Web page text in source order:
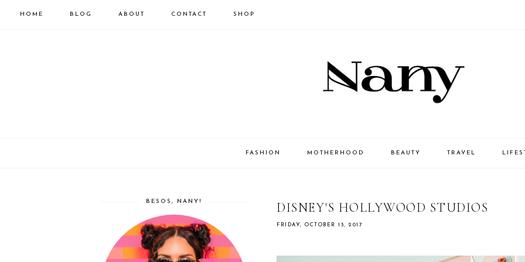
HOME BLOG ABOUT CONTACT SHOP
FASHION MOTHERHOOD BEAUTY TRAVEL
DISNEY'S HOLLYWOOD STUDIOS
FRIDAY, OCTOBER 13, 2017
BESOS, NANY!